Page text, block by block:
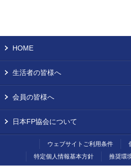
HOME
生活者の皆様へ
会員の皆様へ
日本FP協会について
ウェブサイトご利用条件
特定個人情報基本方針
推奨環